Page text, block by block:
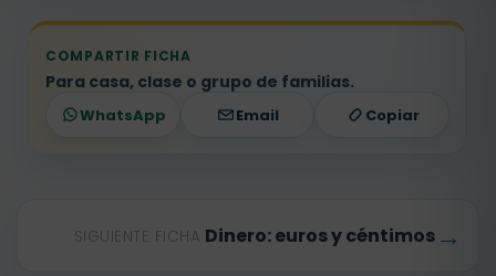
COMPARTIR FICHA
Para casa, clase o grupo de familias.
WhatsApp Email Copiar
SIGUIENTE FICHA Dinero: euros y céntimos →